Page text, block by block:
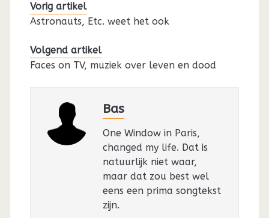
Vorig artikel
Astronauts, Etc. weet het ook
Volgend artikel
Faces on TV, muziek over leven en dood
Bas
One Window in Paris,
changed my life. Dat is
natuurlijk niet waar,
maar dat zou best wel
eens een prima songtekst
zijn.